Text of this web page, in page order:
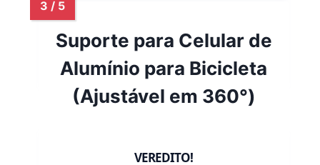
Suporte para Celular de
Alumínio para Bicicleta
(Ajustável em 360°)